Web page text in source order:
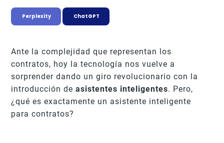
Perplexity ChatGPT
Ante la complejidad que representan los
contratos, hoy la tecnología nos vuelve a
sorprender dando un giro revolucionario con la
introducción deasistentes inteligentes. Pero,
¿qué es exactamente un asistente inteligente
para contratos?